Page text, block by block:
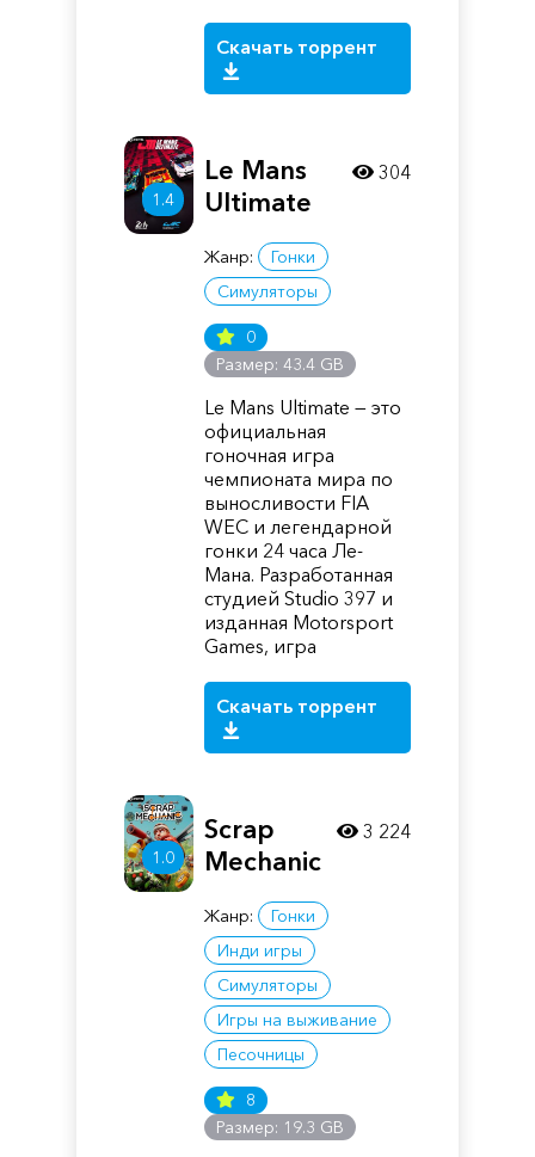
Скачать торрент
1.4
Le Mans
Ultimate
Жанр:
Гонки
Симуляторы
0
Размер: 43.4 GB
Le Mans Ultimate — это
официальная
гоночная игра
чемпионата мира по
выносливости FIA
WEC и легендарной
гонки 24 часа Ле-
Мана. Разработанная
студией Studio 397 и
изданная Motorsport
Games, игра
Скачать торрент
304
1.0
Scrap
Mechanic
Жанр:
Гонки
Инди игры
Симуляторы
Игры на выживание
Песочницы
8
Размер: 19.3 GB
3 224